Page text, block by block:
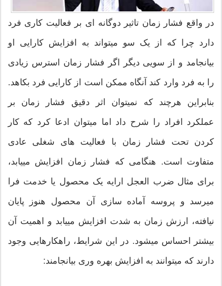
در واقع فشار زمان تاثیر دوگانه ای بر فعالیت کاری فرد
دارد چرا که از یک سو می‏تواند به افزایش کارایی او
بیانجامد و از سویی دیگر اگر فشار زمان استرس زیادی
را به فرد وارد کند آنگاه ممکن است از کارایی فرد بکاهد.
بنابراین هرچند که نمی‏توان اثر دقیق فشار زمان بر
عملکرد افراد را شرح داد اما می‏توان ادعا کرد که کار
کردن تحت فشار زمان با فعالیت های شغلی عادی
متفاوت است. هنگامی که فشار زمان افزایش می‏یابد،
برای مثال ضرب العجل ارایه یک محصول یا خدمت فرا
می‏رسد و پروسه آماده سازی آن محصول هنوز پایان
نیافته، ارزش زمان به شدت افزایش می‏یابد و اهمیت آن
بیشتر احساس می‏شود. در این شرایط، راهکارهایی وجود
دارند که می‏توانند به افزایش بهره وری بیانجامند: